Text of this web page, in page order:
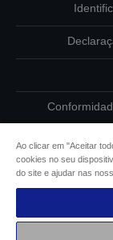
Ao clicar em "Aceitar
cookies no seu
do site e ajudar nas